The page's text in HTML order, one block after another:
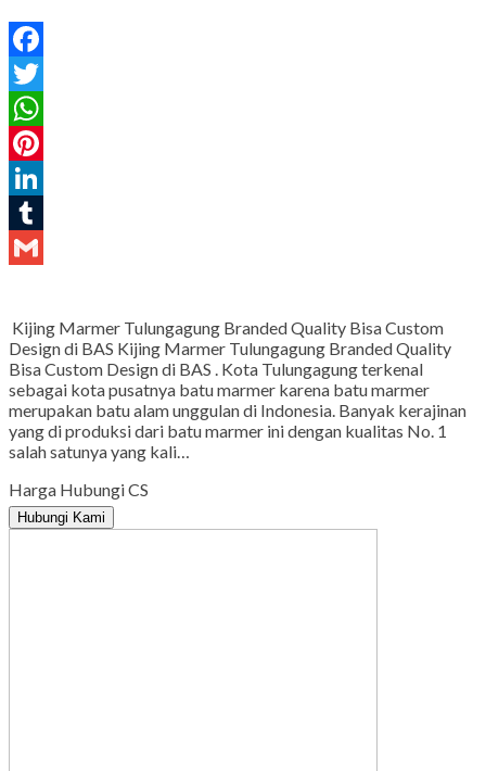
Facebook
Twitter
WhatsApp
Pinterest
LinkedIn
Tumblr
Kijing Marmer Tulungagung Branded Quality Bisa Custom
Design di BAS Kijing Marmer Tulungagung Branded Quality
Bisa Custom Design di BAS . Kota Tulungagung terkenal
sebagai kota pusatnya batu marmer karena batu marmer
merupakan batu alam unggulan di Indonesia. Banyak kerajinan
yang di produksi dari batu marmer ini dengan kualitas No. 1
salah satunya yang kali…
Harga Hubungi CS
Hubungi Kami